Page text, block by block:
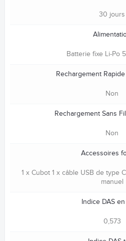
30 jours
Batterie fixe Li-Po
Rechargement
Non
Rechargement Sans
Non
Accessoires
1 x Cubot 1 x câble USB de type
manuel
Indice DAS
0,573